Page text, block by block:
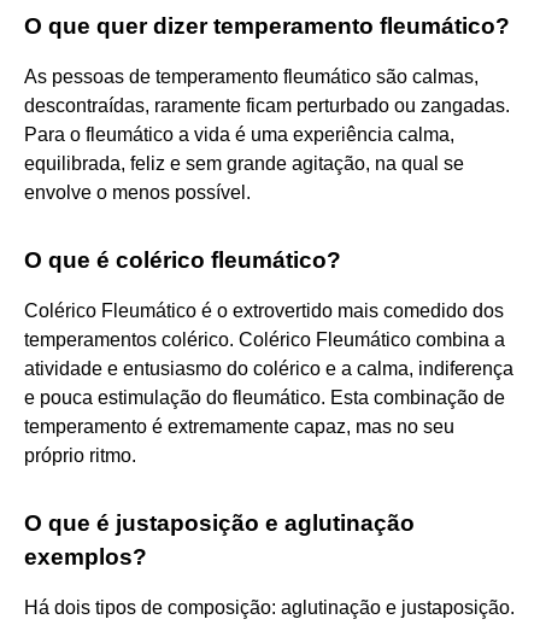
O que quer dizer temperamento fleumático?
As pessoas de temperamento fleumático são calmas,
descontraídas, raramente ficam perturbado ou zangadas.
Para o fleumático a vida é uma experiência calma,
equilibrada, feliz e sem grande agitação, na qual se
envolve o menos possível.
O que é colérico fleumático?
Colérico Fleumático é o extrovertido mais comedido dos
temperamentos colérico. Colérico Fleumático combina a
atividade e entusiasmo do colérico e a calma, indiferença
e pouca estimulação do fleumático. Esta combinação de
temperamento é extremamente capaz, mas no seu
próprio ritmo.
O que é justaposição e aglutinação
exemplos?
Há dois tipos de composição: aglutinação e justaposição.